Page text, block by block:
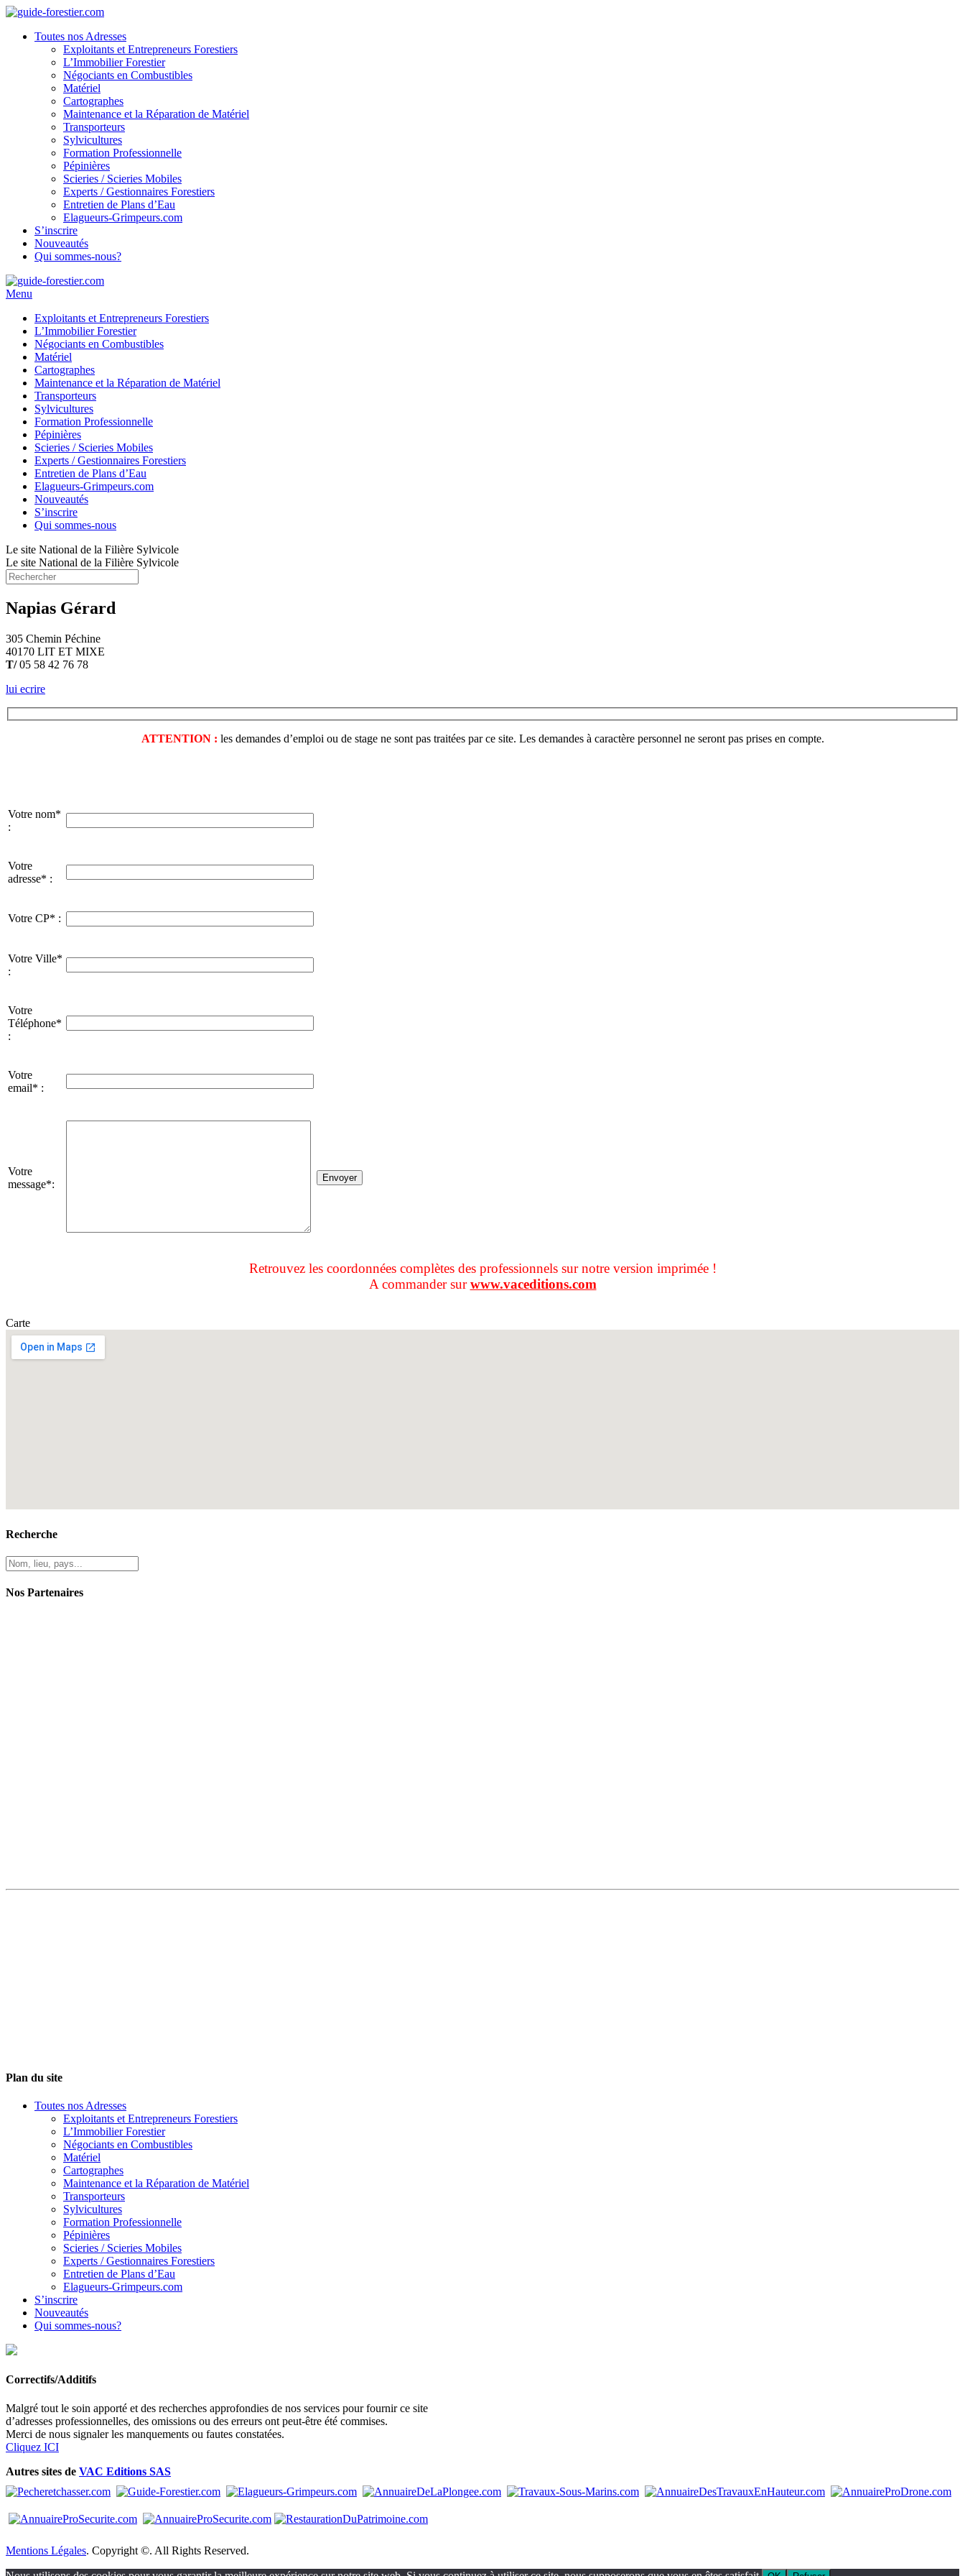
Toutes nos Adresses
Exploitants et Entrepreneurs Forestiers
L’Immobilier Forestier
Négociants en Combustibles
Matériel
Cartographes
Maintenance et la Réparation de Matériel
Transporteurs
Sylvicultures
Formation Professionnelle
Pépinières
Scieries / Scieries Mobiles
Experts / Gestionnaires Forestiers
Entretien de Plans d’Eau
Elagueurs-Grimpeurs.com
S’inscrire
Nouveautés
Qui sommes-nous?
Menu
Exploitants et Entrepreneurs Forestiers
L’Immobilier Forestier
Négociants en Combustibles
Matériel
Cartographes
Maintenance et la Réparation de Matériel
Transporteurs
Sylvicultures
Formation Professionnelle
Pépinières
Scieries / Scieries Mobiles
Experts / Gestionnaires Forestiers
Entretien de Plans d’Eau
Elagueurs-Grimpeurs.com
Nouveautés
S’inscrire
Qui sommes-nous
Le site National de la Filière Sylvicole
Le site National de la Filière Sylvicole
Napias Gérard
305 Chemin Péchine
40170 LIT ET MIXE
T/05 58 42 76 78
lui ecrire
ATTENTION : les demandes d’emploi ou de stage ne sont pas traitées par ce site. Les demandes à caractère personnel ne seront pas prises en compte.
Votre nom*
:
Votre
adresse* :
Votre CP* :
Votre Ville*
:
Votre
Téléphone*
:
Votre
email* :
Votre
message*:
Retrouvez les coordonnées complètes des professionnels sur notre version imprimée !
A commander surwww.vaceditions.com
Carte
Recherche
Nos Partenaires
Plan du site
Toutes nos Adresses
Exploitants et Entrepreneurs Forestiers
L’Immobilier Forestier
Négociants en Combustibles
Matériel
Cartographes
Maintenance et la Réparation de Matériel
Transporteurs
Sylvicultures
Formation Professionnelle
Pépinières
Scieries / Scieries Mobiles
Experts / Gestionnaires Forestiers
Entretien de Plans d’Eau
Elagueurs-Grimpeurs.com
S’inscrire
Nouveautés
Qui sommes-nous?
Correctifs/Additifs
Malgré tout le soin apporté et des recherches approfondies de nos services pour fournir ce site
d’adresses professionnelles, des omissions ou des erreurs ont peut-être été commises.
Merci de nous signaler les manquements ou fautes constatées.
Cliquez ICI
Autres sites de VAC Editions SAS
Mentions Légales. Copyright ©. All Rights Reserved.